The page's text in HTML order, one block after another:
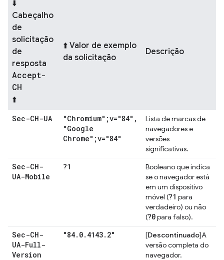
⬇️
Cabeçalho
de
solicitação
de
resposta
Accept-
CH
⬆️
⬆️ Valor de exemplo
da solicitação
Descrição
Sec-CH-UA "Chromium";v="84" ,
"Google
Chrome";v="84"
Lista de marcas de
navegadores e
versões
significativas.
Sec-CH-
UA-Mobile
?1
Booleano que indica
se o navegador está
em um dispositivo
móvel (?1 para
verdadeiro) ou não
(?0para falso).
Sec-CH-
UA-Full-
Version
"84. 0. 4143. 2" [Descontinuado]A
versão completa do
navegador.